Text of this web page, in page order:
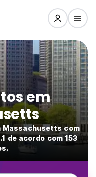
em
Massachusetts com
de acordo com 153